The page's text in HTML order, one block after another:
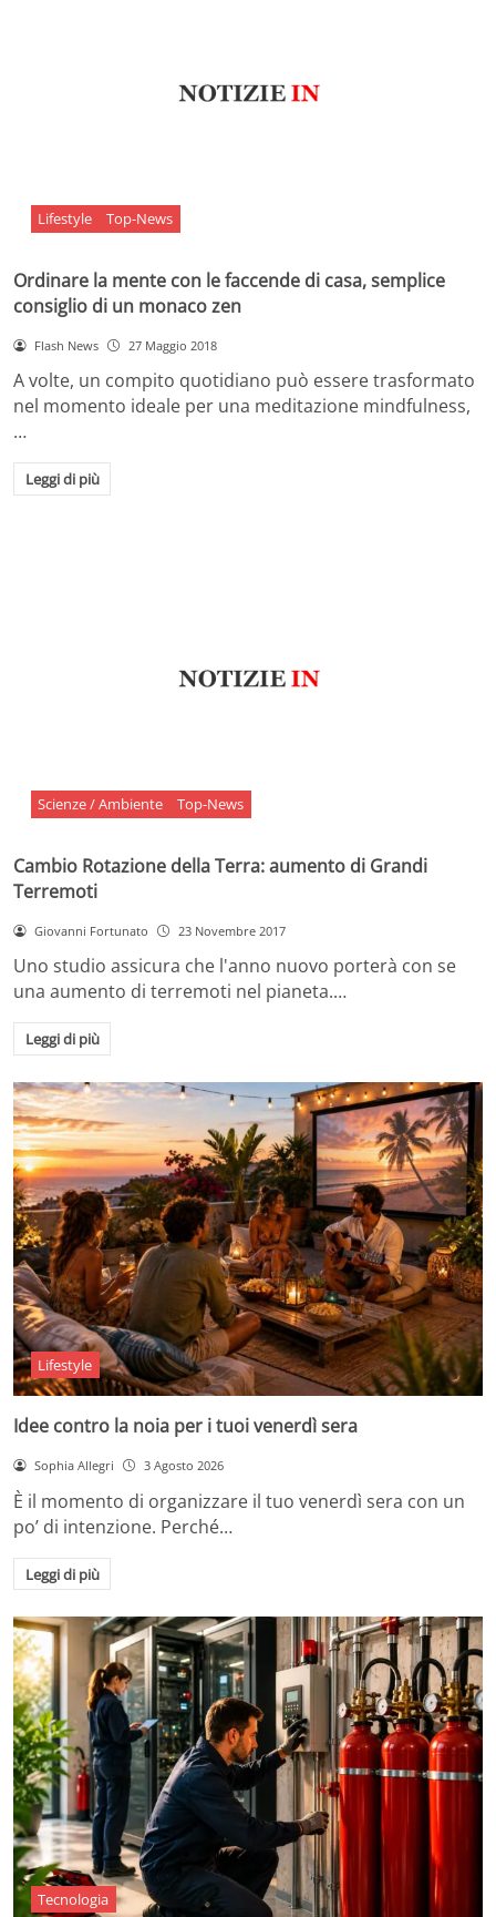
Lifestyle Top-News
Ordinare la mente con le faccende di casa, semplice
consiglio di un monaco zen
Flash News 27 Maggio 2018
A volte, un compito quotidiano può essere trasformato
nel momento ideale per una meditazione mindfulness,
…
Leggi di più
Scienze / Ambiente Top-News
Cambio Rotazione della Terra: aumento di Grandi
Terremoti
Giovanni Fortunato 23 Novembre 2017
Uno studio assicura che l'anno nuovo porterà con se
una aumento di terremoti nel pianeta.…
Leggi di più
Lifestyle
Idee contro la noia per i tuoi venerdì sera
Sophia Allegri 3 Agosto 2026
È il momento di organizzare il tuo venerdì sera con un
po’ di intenzione. Perché…
Leggi di più
Tecnologia